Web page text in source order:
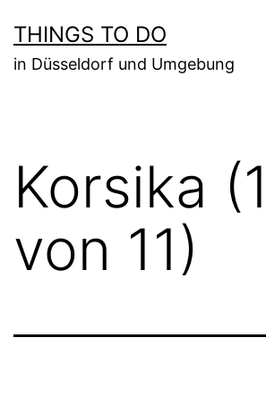
Inhalt
springen
THINGS TO DO
in Düsseldorf und Umgebung
Korsika
von 11)